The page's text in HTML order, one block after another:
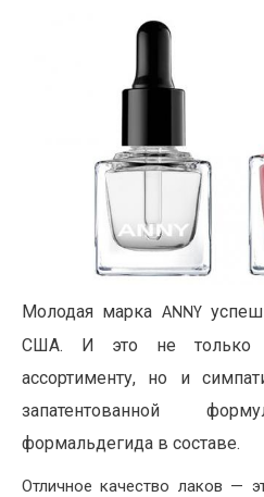
Молодая марка ANNY
США. И это не только
ассортименту, но и
запатентованной
формальдегида в составе.
Отличное качество лаков —